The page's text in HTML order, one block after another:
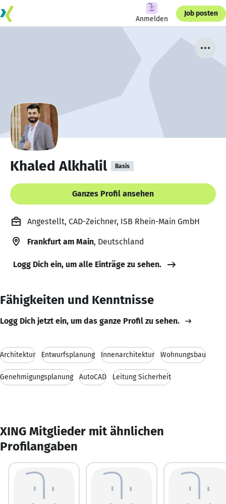
Anmelden
Job posten
Khaled Alkhalil Basis
Ganzes Profil ansehen
Angestellt, CAD-Zeichner, ISB Rhein-Main GmbH
Frankfurt am Main, Deutschland
Logg Dich ein, um alle Einträge zu sehen.
Fähigkeiten und Kenntnisse
Logg Dich jetzt ein, um das ganze Profil zu sehen.
Architektur Entwurfsplanung Innenarchitektur Wohnungsbau
Genehmigungsplanung AutoCAD Leitung Sicherheit
XING Mitglieder mit ähnlichen
Profilangaben